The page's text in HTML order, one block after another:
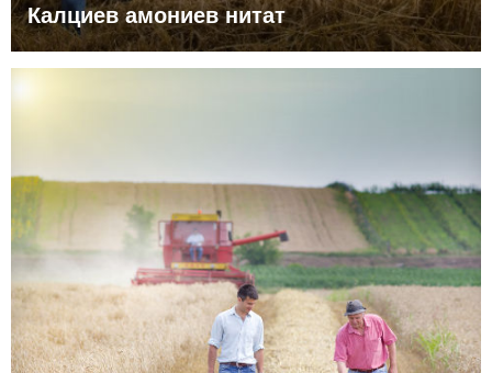
Калциев амониев нитат